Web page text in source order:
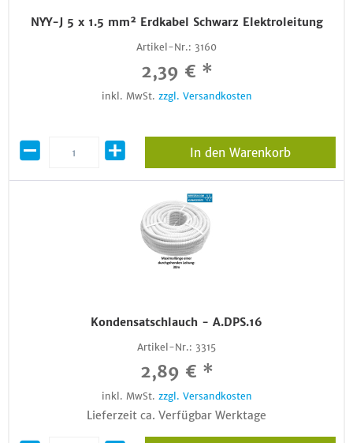
NYY-J 5 x 1.5 mm² Erdkabel Schwarz Elektroleitung
Artikel-Nr.: 3160
2,39 € *
inkl. MwSt. zzgl. Versandkosten
In den Warenkorb
Kondensatschlauch - A.DPS.16
Artikel-Nr.: 3315
2,89 € *
inkl. MwSt. zzgl. Versandkosten
Lieferzeit ca. Verfügbar Werktage